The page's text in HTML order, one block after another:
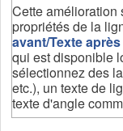
Cette amélioration
propriétés de la
avant/Texte après
qui est disponible
sélectionnez des
etc.), un texte de
texte d'angle